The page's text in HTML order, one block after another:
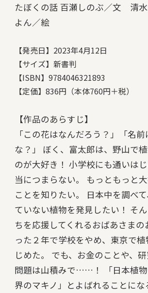
たぼくの話 百瀬しのぶ／文 清
よん／絵
【発売日】2023年4月12日
【サイズ】新書判
【ISBN】9784046321893
【定価】836円（本体760円＋税）
【作品のあらすじ】
「この花はなんだろう？」「名
な？」 ぼく、富太郎は、野山で
のが大好き！ 小学校にも通いは
当につまらない。 もっともっと
ことを知りたい。 日本中を調べ
ていない植物を発見したい！ そ
ちを応援してくれるおばあさまの
った２年で学校をやめ、東京で
じめた。 でも、お金のことや、研
問題は山積みで……！ 「日本植
界のマキノ」とよばれることにな